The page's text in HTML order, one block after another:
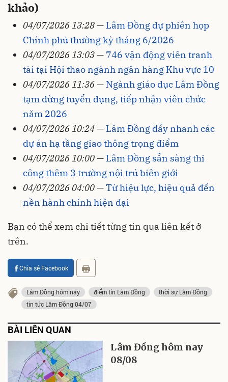
khảo)
04/07/2026 13:28— Lâm Đồng dự phiên họp
Chính phủ thường kỳ tháng 6/2026
04/07/2026 13:03— 746 vận động viên tranh
tài tại Hội thao ngành ngân hàng Khu vực 10
04/07/2026 11:36— Ngành giáo dục Lâm Đồng
tạm dừng tuyển dụng, tiếp nhận viên chức
năm 2026
04/07/2026 10:24— Lâm Đồng đẩy nhanh các
dự án hạ tầng giao thông trọng điểm
04/07/2026 10:00— Lâm Đồng sẵn sàng thi
công thêm 3 trường nội trú biên giới
04/07/2026 04:00—Từ hiệu lực, hiệu quả đến
nền hành chính hiện đại
Bạn có thể xem chi tiết từng tin qua liên kết ở
trên.
Chia sẻ Facebook
Lâm Đồng hôm nay điểm tin Lâm Đồng
thời sự Lâm Đồng
tin tức Lâm Đồng 04/07
BÀI LIÊN QUAN
Lâm Đồng hôm nay
08/08